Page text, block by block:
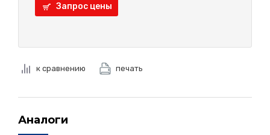
Запрос цены
к сравнению печать
Аналоги